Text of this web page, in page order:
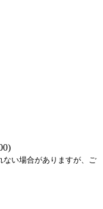
ない場合がありますが、ご